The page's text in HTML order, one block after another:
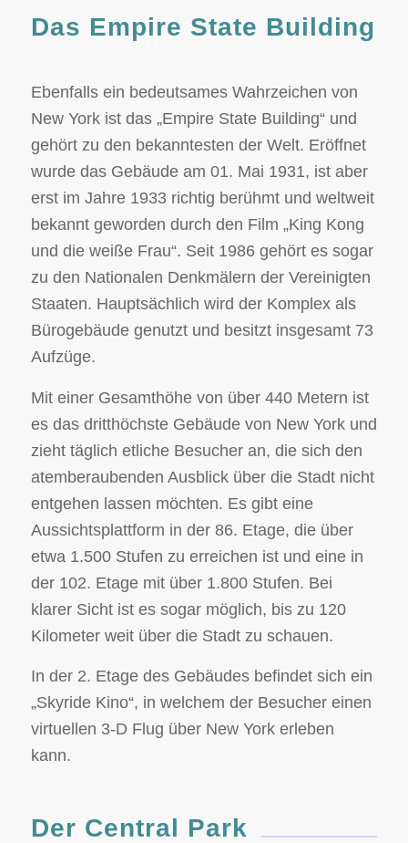
Das Empire State Building
Ebenfalls ein bedeutsames Wahrzeichen von
New York ist das „Empire State Building“ und
gehört zu den bekanntesten der Welt. Eröffnet
wurde das Gebäude am 01. Mai 1931, ist aber
erst im Jahre 1933 richtig berühmt und weltweit
bekannt geworden durch den Film „King Kong
und die weiße Frau“. Seit 1986 gehört es sogar
zu den Nationalen Denkmälern der Vereinigten
Staaten. Hauptsächlich wird der Komplex als
Bürogebäude genutzt und besitzt insgesamt 73
Aufzüge.
Mit einer Gesamthöhe von über 440 Metern ist
es das dritthöchste Gebäude von New York und
zieht täglich etliche Besucher an, die sich den
atemberaubenden Ausblick über die Stadt nicht
entgehen lassen möchten. Es gibt eine
Aussichtsplattform in der 86. Etage, die über
etwa 1.500 Stufen zu erreichen ist und eine in
der 102. Etage mit über 1.800 Stufen. Bei
klarer Sicht ist es sogar möglich, bis zu 120
Kilometer weit über die Stadt zu schauen.
In der 2. Etage des Gebäudes befindet sich ein
„Skyride Kino“, in welchem der Besucher einen
virtuellen 3-D Flug über New York erleben
kann.
Der Central Park